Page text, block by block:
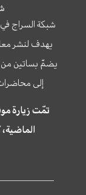
شبكة السراج في
يهدف لنشر
يضمّ بساتين من
إلى